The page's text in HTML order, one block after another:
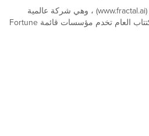
أعلنت اليوم "فراكتال" (Fractal) (www.fractal.ai) ، وهي شركة عالمية
للذكاء الاصطناعي مطروحة للاكتتاب العام تخدم مؤسسات قائمة Fortune